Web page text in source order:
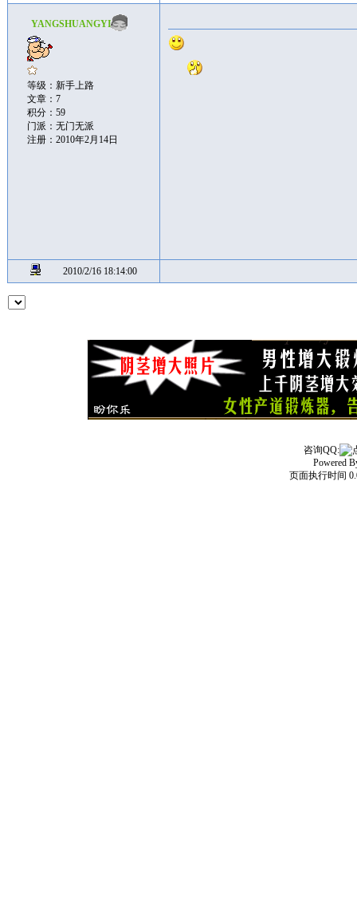
YANGSHUANGYI
等级：新手上路
文章：7
积分：59
门派：无门无派
注册：2010年2月14日
2010/2/16 18:14:00
咨询QQ:
Powered
页面执行时间